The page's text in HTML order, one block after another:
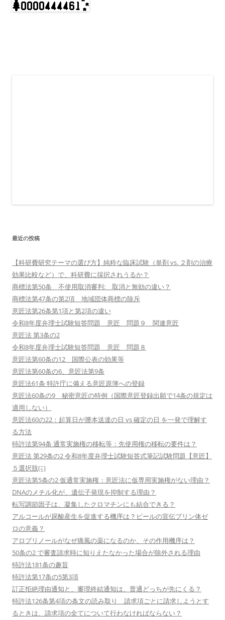
最近の投稿
【科研費研究テーマの選び方】純粋な臨床試験（単剤 vs. ２剤の治療
効果比較など）で、科研費に採択されうるか？
商標法第50条 不使用取消審判: 取消と無効の違い？
商標法第47条の第2項 地域団体商標の除斥
意匠法第26条第1項と第2項の違い
令和8年度弁理士試験短答問題 意匠 問題９ 関連意匠
意匠法 第3条の2
令和8年度弁理士試験短答問題 意匠 問題８
意匠法第60条の12 国際公表の効果等
意匠法第60条の6、意匠法第9条
意匠法61条 特許庁に備える意匠原簿への登録
意匠法60条の9 秘密意匠の特例（国際意匠登録出願で14条の規定は
適用しない）
意匠法60の22：起算日が謄本送達の日 vs 確定の日 を一発で理解す
る方法
特許法第94条 通常実施権の移転等：先使用権の移転の要件は？
意匠法 第29条の2 令和8年度弁理士試験短答式筆記試験問題【意匠】
５選択肢(ﾆ)
意匠法第5条の2 仮通常実施権：意匠法に仮専用実施権がない理由？
DNAのメチル化が、遺伝子発現を抑制する理由？
転写調節因子は、凝集したクロマチンにも結合できる？
アルコールが尿酸産生を促進する機序は？ビールの宣伝プリン体ゼ
ロの意義？
アロプリノールがなぜ痛風の薬になるのか、その作用機序は？
50条の2 で審査請求時に知りえたなかった場合が除外される理由
特許法181条の趣旨
特許法第17条の5第3項
訂正拒絶理由通知と、審理終結通知は、普通どっちが先にくる？
特許法126条第4項の条文の読み取り 請求項ごとに請求しようとす
るときは、請求項の全てについて行わなければならない？